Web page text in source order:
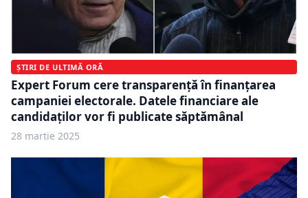
ȘTIRI DE ULTIMĂ ORĂ
Expert Forum cere transparență în finanțarea
campaniei electorale. Datele financiare ale
candidaților vor fi publicate săptămânal
28 martie 2025